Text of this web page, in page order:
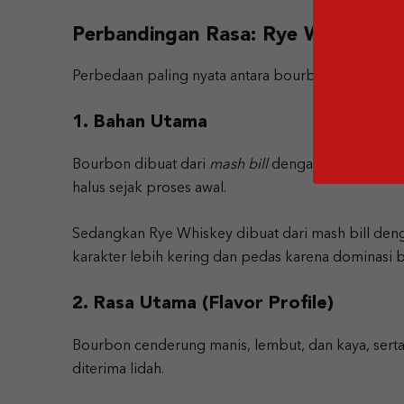
Perbandingan Rasa: Rye Whiskey
Perbedaan paling nyata antara bourbon dan rye
1. Bahan Utama
Bourbon dibuat dari mash bill dengan minimal
halus sejak proses awal.
Sedangkan Rye Whiskey dibuat dari mash bill
karakter lebih kering dan pedas karena dominasi
2. Rasa Utama (Flavor Profile)
Bourbon cenderung manis, lembut, dan kaya,
diterima lidah.